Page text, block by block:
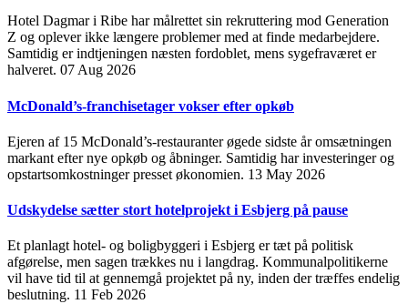
Hotel Dagmar i Ribe har målrettet sin rekruttering mod Generation
Z og oplever ikke længere problemer med at finde medarbejdere.
Samtidig er indtjeningen næsten fordoblet, mens sygefraværet er
halveret. 07 Aug 2026
McDonald’s-franchisetager vokser efter opkøb
Ejeren af 15 McDonald’s-restauranter øgede sidste år omsætningen
markant efter nye opkøb og åbninger. Samtidig har investeringer og
opstartsomkostninger presset økonomien. 13 May 2026
Udskydelse sætter stort hotelprojekt i Esbjerg på pause
Et planlagt hotel- og boligbyggeri i Esbjerg er tæt på politisk
afgørelse, men sagen trækkes nu i langdrag. Kommunalpolitikerne
vil have tid til at gennemgå projektet på ny, inden der træffes endelig
beslutning. 11 Feb 2026